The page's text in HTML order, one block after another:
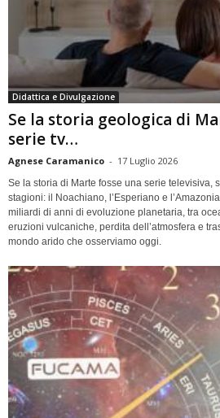
Didattica e Divulgazione
Se la storia geologica di
serie tv…
Agnese Caramanico - 17 Luglio 2026
Se la storia di Marte fosse una serie televisiva,
stagioni: il Noachiano, l’Esperiano e
miliardi di anni di evoluzione planetaria, tra
eruzioni vulcaniche, perdita dell’atmosfera e
mondo arido che osserviamo oggi.